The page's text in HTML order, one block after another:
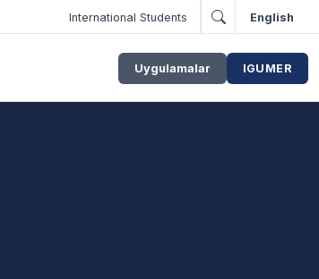
International Students English
Uygulamalar IGUMER